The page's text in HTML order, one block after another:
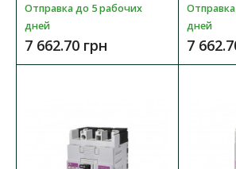
Отправка до 5 рабочих
дней
7 662.70 грн
дней
7